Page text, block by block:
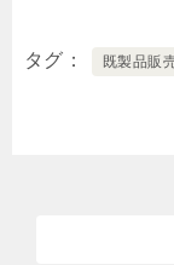
タグ 既製品販